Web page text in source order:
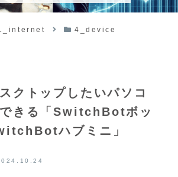
4_device
クトップしたいパソコ
きる「SwitchBotボッ
ハブミニ」